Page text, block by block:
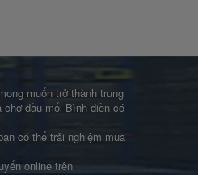
muốn trở thành trung
đầu mối Bình điền có
có thể trải nghiệm mua
online trên